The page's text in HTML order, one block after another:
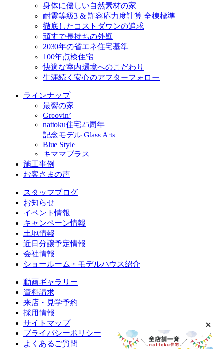
身体に優しい自然素材の家
耐震等級3 & 許容応力度計算 全棟標準
徹底したコストダウンの追求
頑丈で長持ちの外壁
2030年の省エネ住宅基準
100年点検住宅
快適な室内環境へのこだわり
生涯続く安心のアフターフォロー
ラインナップ
最響の家
Groovin’
nattoku住宅25周年
記念モデル Glass Arts
Blue Style
キママプラス
施工事例
お客さまの声
スタッフブログ
お知らせ
イベント情報
キャンペーン情報
土地情報
近日分譲予定情報
会社情報
ショールーム・モデルハウス紹介
動画ギャラリー
資料請求
来店・見学予約
採用情報
サイトマップ
プライバシーポリシー
よくあるご質問